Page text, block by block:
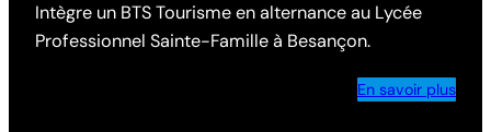
Intègre un BTS Tourisme en alternance au Lycée
Professionnel Sainte-Famille à Besançon.
En savoir plus